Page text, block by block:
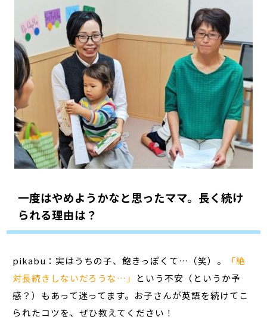
一度はやめようかなと思ったママ。長く続け
られる理由は？
pikabu：実はうちの子、飽きっぽくて…（笑）。
「絶
対長続きしないだろうな…」
という不安（というか予
感？）もあって迷ってます。お子さんが英語を続けてこ
られたコツを、ぜひ教えてください！